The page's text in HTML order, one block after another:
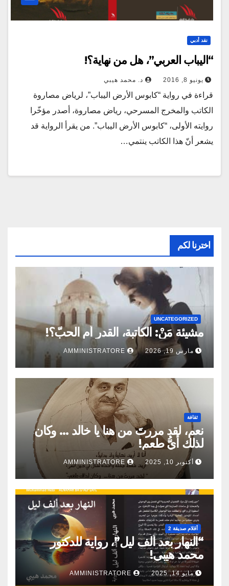
نقد أدبي
“اليباب العربي”، هل من نهاية؟!
يونيو 8, 2016 د. محمد هيبي
قراءة في رواية “كابوس الأرض اليباب”، لرياض مصاروة
الكاتب والمخرج المسرحي، رياض مصاروة، أصدر مؤخّرا
روايته الأولى، “كابوس الأرض اليباب”. من يقرأ الرواية قد
يشعر أنّ هذا الكاتب ينتمي…
اخترنا لكم
UNCATEGORIZED
مشيئة مَنْ: الكاتبة، القدر أم الحبّ؟!
مارس 19, 2026
ثقافة
نعم، لقد مررتَ من هنا يا خالد … وكان
لذلك أيُّ طعم!
أكتوبر 10, 2025
أقلام صديقة 2
“النهار بعد ألف ليل”، رواية للدكتور
محمد هيبي!
مايو 14, 2025